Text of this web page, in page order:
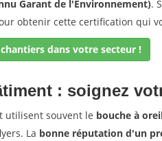
Garant de l'Environnement).
obtenir cette certification qui
dans votre secteur !
: soignez
utilisent souvent le bouche à
La bonne réputation d'un